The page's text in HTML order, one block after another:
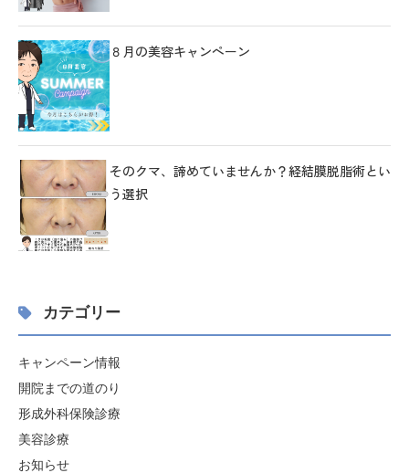
８月の美容キャンペーン
そのクマ、諦めていませんか？経結膜脱脂術とい
う選択
カテゴリー
キャンペーン情報
開院までの道のり
形成外科保険診療
美容診療
お知らせ